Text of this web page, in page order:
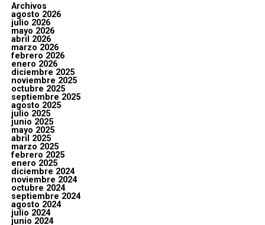
Archivos
agosto 2026
julio 2026
mayo 2026
abril 2026
marzo 2026
febrero 2026
enero 2026
diciembre 2025
noviembre 2025
octubre 2025
septiembre 2025
agosto 2025
julio 2025
junio 2025
mayo 2025
abril 2025
marzo 2025
febrero 2025
enero 2025
diciembre 2024
noviembre 2024
octubre 2024
septiembre 2024
agosto 2024
julio 2024
junio 2024